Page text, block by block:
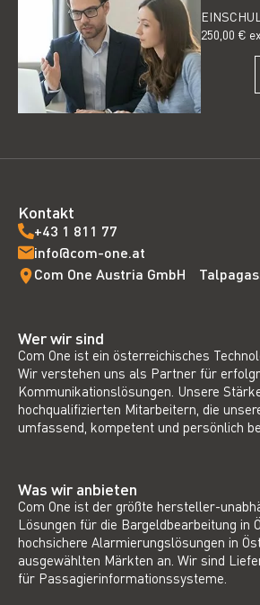
250,00 €
Kontakt
+43 1 811 77
info@com-one.at
Com One Austria GmbH
Wer wir sind
Com One ist ein österreichisches
Wir verstehen uns als Partner für
Kommunikationslösungen. Unsere
hochqualifizierten Mitarbeitern, die
umfassend, kompetent und persönlich
Was wir anbieten
Com One ist der größte hersteller-
Lösungen für die Bargeldbearbeitung in
hochsichere Alarmierungslösungen in
ausgewählten Märkten an. Wir sind
für Passagierinformationssysteme.